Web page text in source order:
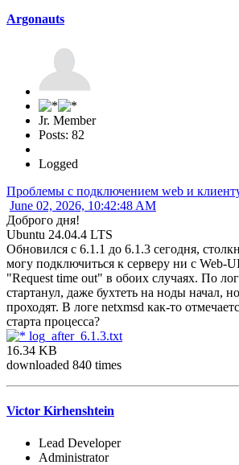
Argonauts
Jr. Member
Posts: 82
Logged
Проблемы с подключением web и
June 02, 2026, 10:42:48 AM
Доброго дня!
Ubuntu 24.04.4 LTS
Обновился с 6.1.1 до 6.1.3 сегодня,
могу подключиться к серверу ни с Web-
"Request time out" в обоих случаях. По
стартанул, даже бухтеть на ноды начал,
проходят. В логе netxmsd как-то
старта процесса?
log_after_6.1.3.txt
16.34 KB
downloaded 840 times
Victor Kirhenshtein
Lead Developer
Administrator